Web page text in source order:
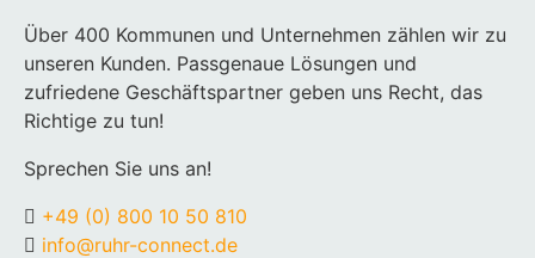
Über 400 Kommunen und Unternehmen zählen wir zu
unseren Kunden. Passgenaue Lösungen und
zufriedene Geschäftspartner geben uns Recht, das
Richtige zu tun!
Sprechen Sie uns an!
+49 (0) 800 10 50 810
info@ruhr-connect.de